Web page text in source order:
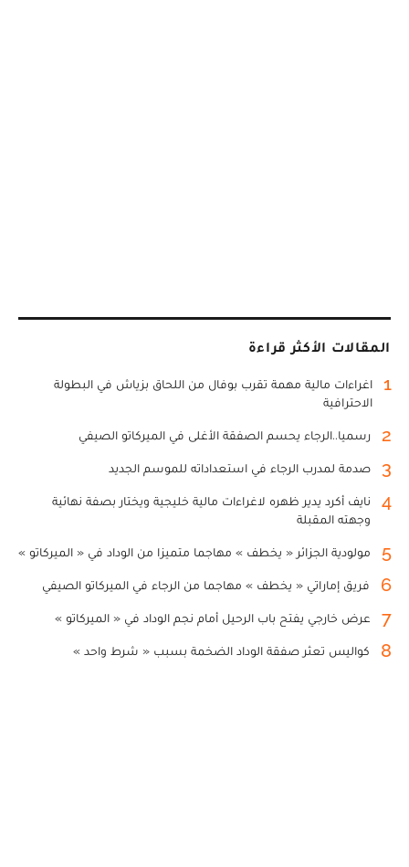
المقالات الأكثر قراءة
1
اغراءات مالية مهمة تقرب بوفال من اللحاق بزياش في البطولة
الاحترافية
2 رسميا..الرجاء يحسم الصفقة الأغلى في الميركاتو الصيفي
3 صدمة لمدرب الرجاء في استعداداته للموسم الجديد
4
نايف أكرد يدير ظهره لاغراءات مالية خليجية ويختار بصفة نهائية
وجهته المقبلة
5 مولودية الجزائر « يخطف » مهاجما متميزا من الوداد في « الميركاتو »
6 فريق إماراتي « يخطف » مهاجما من الرجاء في الميركاتو الصيفي
7 عرض خارجي يفتح باب الرحيل أمام نجم الوداد في « الميركاتو »
8 كواليس تعثر صفقة الوداد الضخمة بسبب « شرط واحد »